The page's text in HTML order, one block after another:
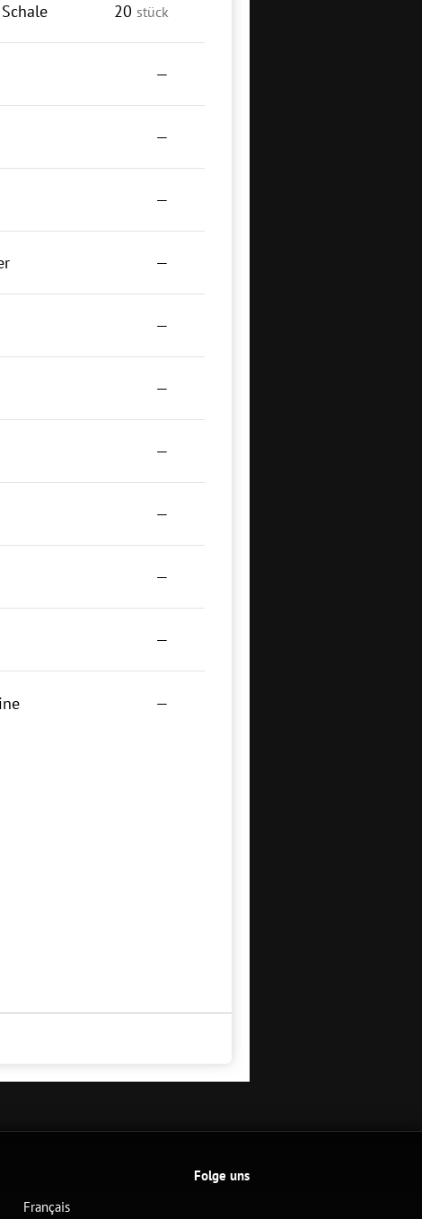
20 stück
—
—
—
—
—
—
—
—
—
—
—
Français
Folge uns